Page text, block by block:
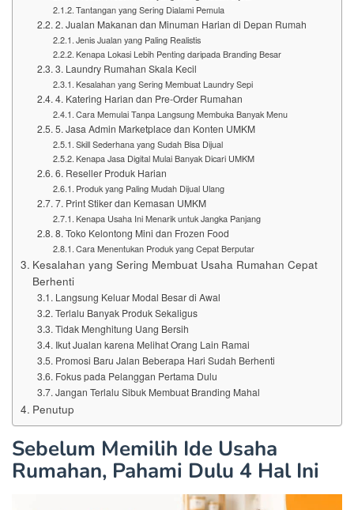
Tantangan yang Sering Dialami Pemula
2. Jualan Makanan dan Minuman Harian di Depan Rumah
Jenis Jualan yang Paling Realistis
Kenapa Lokasi Lebih Penting daripada Branding Besar
3. Laundry Rumahan Skala Kecil
Kesalahan yang Sering Membuat Laundry Sepi
4. Katering Harian dan Pre-Order Rumahan
Cara Memulai Tanpa Langsung Membuka Banyak Menu
5. Jasa Admin Marketplace dan Konten UMKM
Skill Sederhana yang Sudah Bisa Dijual
Kenapa Jasa Digital Mulai Banyak Dicari UMKM
6. Reseller Produk Harian
Produk yang Paling Mudah Dijual Ulang
7. Print Stiker dan Kemasan UMKM
Kenapa Usaha Ini Menarik untuk Jangka Panjang
8. Toko Kelontong Mini dan Frozen Food
Cara Menentukan Produk yang Cepat Berputar
Kesalahan yang Sering Membuat Usaha Rumahan Cepat
Berhenti
Langsung Keluar Modal Besar di Awal
Terlalu Banyak Produk Sekaligus
Tidak Menghitung Uang Bersih
Ikut Jualan karena Melihat Orang Lain Ramai
Promosi Baru Jalan Beberapa Hari Sudah Berhenti
Fokus pada Pelanggan Pertama Dulu
Jangan Terlalu Sibuk Membuat Branding Mahal
Penutup
Sebelum Memilih Ide Usaha
Rumahan, Pahami Dulu 4 Hal Ini